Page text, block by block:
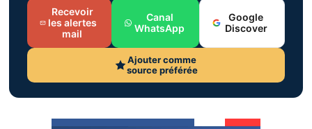
Recevoir
les alertes
mail
Canal
WhatsApp
Google
Discover
Ajouter comme
source préférée